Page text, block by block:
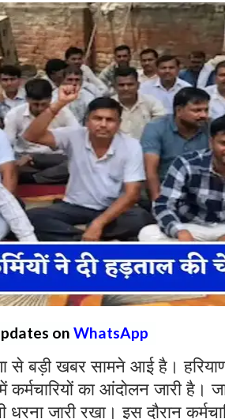
on WhatsApp
से बड़ी खबर सामने आई है।
कर्मचारियों का आंदोलन जारी है।
धरना जारी रखा। इस दौरान